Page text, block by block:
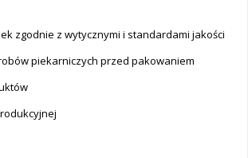
zgodnie z wytycznymi i standardami jakości
piekarniczych przed pakowaniem